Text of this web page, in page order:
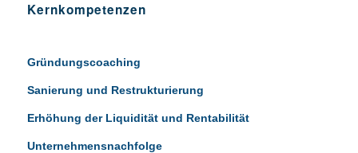
Kernkompetenzen
Gründungscoaching
Sanierung und Restrukturierung
Erhöhung der Liquidität und Rentabilität
Unternehmensnachfolge